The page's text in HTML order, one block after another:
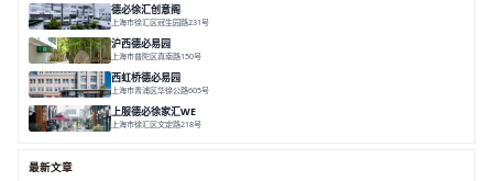
德必徐汇创意阁
上海市徐汇区冠生园路231号
沪西德必易园
上海市普陀区真南路150号
西虹桥德必易园
上海市青浦区华徐公路605号
上服德必徐家汇WE
上海市徐汇区文定路218号
最新文章